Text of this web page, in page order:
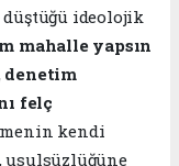
ideolojik
mahalle yapsın
denetim
felç
kendi
usulsüzlüğüne